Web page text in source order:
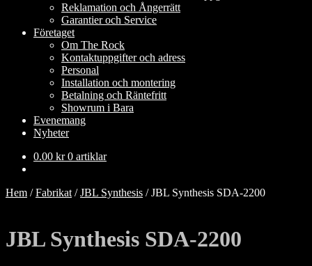
Reklamation och Ångerrätt
Garantier och Service
Företaget
Om The Rock
Kontaktuppgifter och adress
Personal
Installation och montering
Betalning och Räntefritt
Showrum i Bara
Evenemang
Nyheter
0.00 kr 0 artiklar
Hem /Fabrikat /JBL Synthesis /JBL Synthesis SDA-2200
JBL Synthesis SDA-2200